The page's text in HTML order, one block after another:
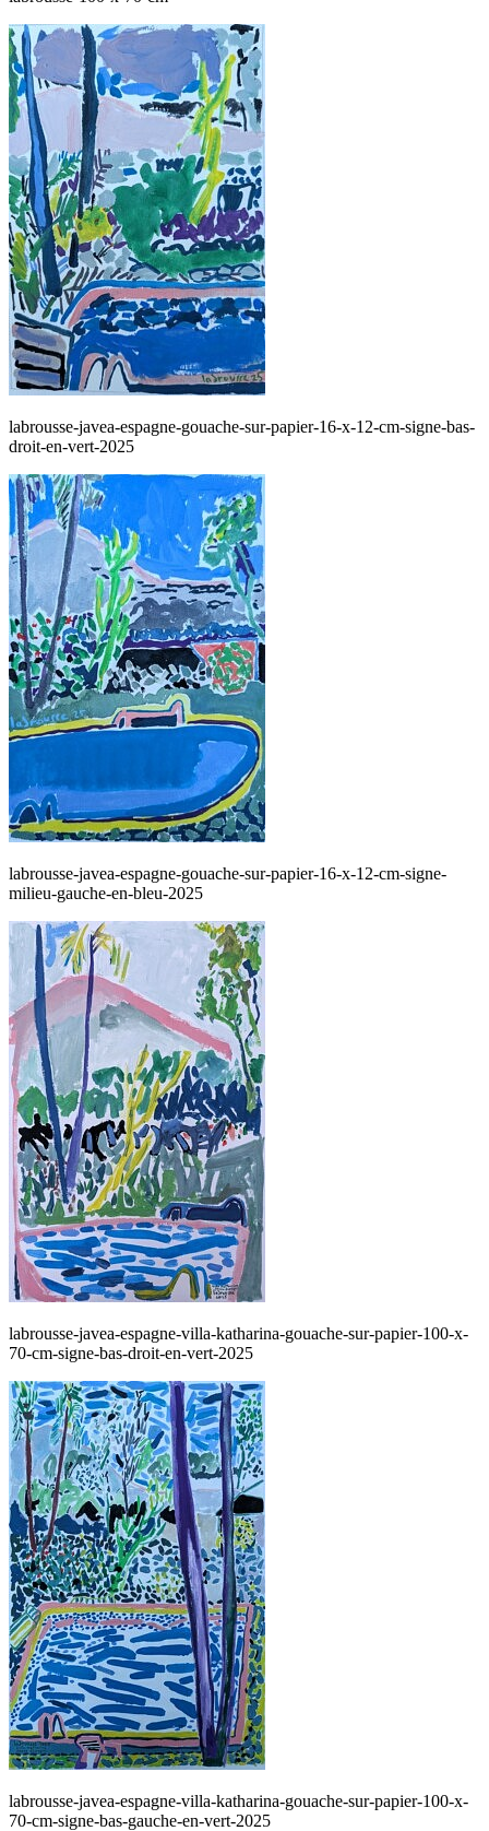
labrousse-javea-espagne-gouache-sur-papier-16-x-12-cm-signe-bas-
droit-en-vert-2025
labrousse-javea-espagne-gouache-sur-papier-16-x-12-cm-signe-
milieu-gauche-en-bleu-2025
labrousse-javea-espagne-villa-katharina-gouache-sur-papier-100-x-
70-cm-signe-bas-droit-en-vert-2025
labrousse-javea-espagne-villa-katharina-gouache-sur-papier-100-x-
70-cm-signe-bas-gauche-en-vert-2025